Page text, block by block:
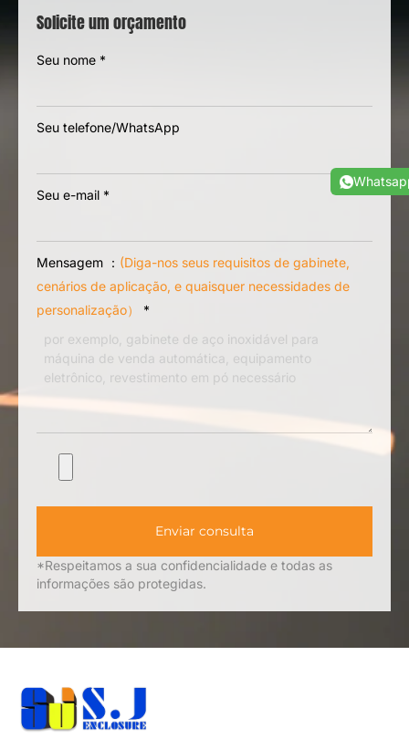
Solicite um orçamento
Seu nome *
Seu telefone/WhatsApp
Seu e-mail *
Mensagem ： (Diga-nos seus requisitos de gabinete,
cenários de aplicação, e quaisquer necessidades de
personalização）
*
Enviar consulta
*Respeitamos a sua confidencialidade e todas as
informações são protegidas.